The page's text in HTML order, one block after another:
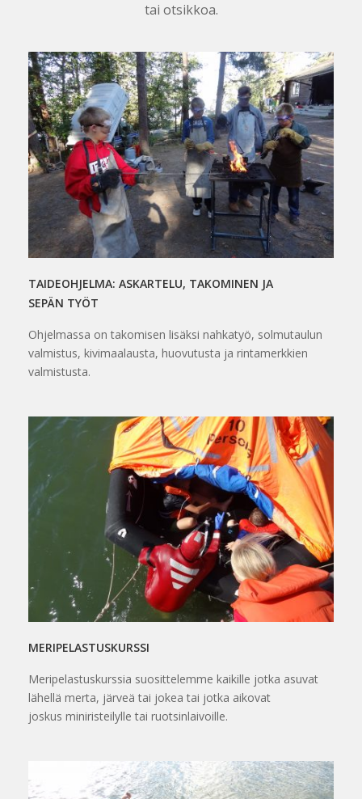
tai otsikkoa.
TAIDEOHJELMA: ASKARTELU, TAKOMINEN JA
SEPÄN TYÖT
Ohjelmassa on takomisen lisäksi nahkatyö, solmutaulun
valmistus, kivimaalausta, huovutusta ja rintamerkkien
valmistusta.
MERIPELASTUSKURSSI
Meripelastuskurssia suosittelemme kaikille jotka asuvat
lähellä merta, järveä tai jokea tai jotka aikovat
joskus miniristeilylle tai ruotsinlaivoille.